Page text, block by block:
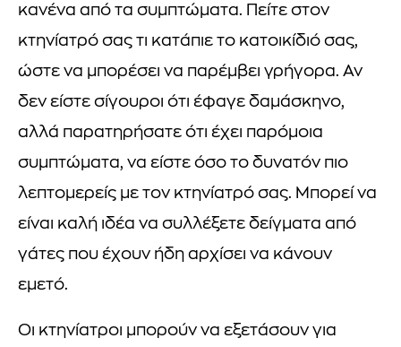
κανένα από τα συμπτώματα. Πείτε στον
κτηνίατρό σας τι κατάπιε το κατοικίδιό σας,
ώστε να μπορέσει να παρέμβει γρήγορα. Αν
δεν είστε σίγουροι ότι έφαγε δαμάσκηνο,
αλλά παρατηρήσατε ότι έχει παρόμοια
συμπτώματα, να είστε όσο το δυνατόν πιο
λεπτομερείς με τον κτηνίατρό σας. Μπορεί να
είναι καλή ιδέα να συλλέξετε δείγματα από
γάτες που έχουν ήδη αρχίσει να κάνουν
εμετό.
Οι κτηνίατροι μπορούν να εξετάσουν για